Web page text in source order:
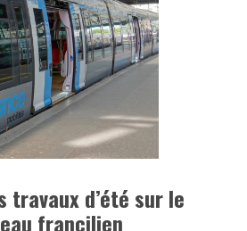
travaux d’été sur le
francilien